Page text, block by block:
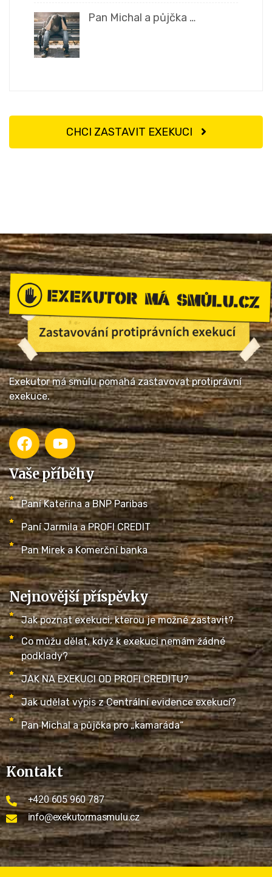
Pan Michal a půjčka …
CHCI ZASTAVIT EXEKUCI
Exekutor má smůlu pomahá zastavovat protiprávní
exekuce.
Vaše příběhy
Paní Kateřina a BNP Paribas
Paní Jarmila a PROFI CREDIT
Pan Mirek a Komerční banka
Nejnovější příspěvky
Jak poznat exekuci, kterou je možné zastavit?
Co můžu dělat, když k exekuci nemám žádné
podklady?
JAK NA EXEKUCI OD PROFI CREDITU?
Jak udělat výpis z Centrální evidence exekucí?
Pan Michal a půjčka pro „kamaráda“
Kontakt
+420 605 960 787
info@exekutormasmulu.cz